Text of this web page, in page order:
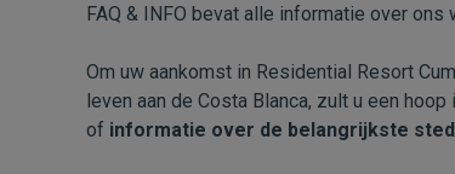
FAQ & INFO bevat alle informatie over
Om uw aankomst in Residential Resort
leven aan de Costa Blanca, zult u een
of informatie over de belangrijkste